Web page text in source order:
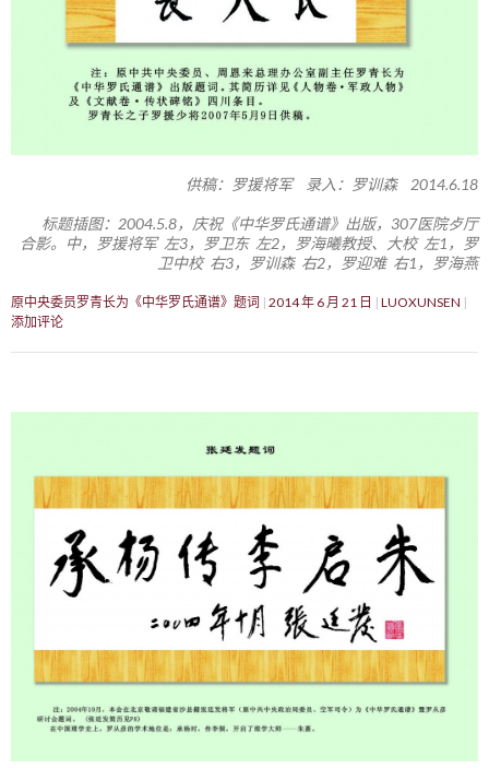
供稿：罗援将军 录入：罗训森 2014.6.18
标题插图：2004.5.8，庆祝《中华罗氏通谱》出版，307医院歺厅
合影。中，罗援将军 左3，罗卫东 左2，罗海曦教授、大校 左1，罗
卫中校 右3，罗训森 右2，罗迎难 右1，罗海燕
原中央委员罗青长为《中华罗氏通谱》题词 2014 年 6 月 21 日
LUOXUNSEN
添加评论